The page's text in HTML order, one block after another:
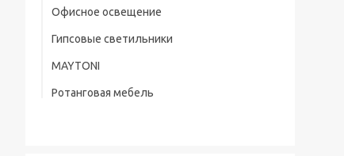
Офисное освещение
Гипсовые светильники
MAYTONI
Ротанговая мебель